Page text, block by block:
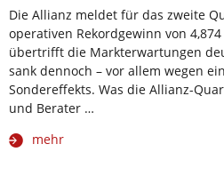
Die Allianz meldet für das zweite
operativen Rekordgewinn von
übertrifft die Markterwartungen
sank dennoch – vor allem wegen
Sondereffekts. Was die Allianz-
und Berater …
mehr